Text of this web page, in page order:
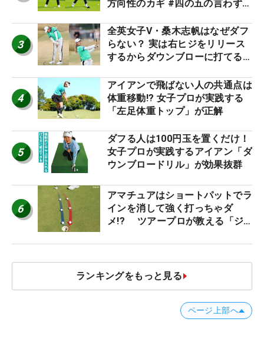
方向性のカギ #四の五の言わず振
3
全英女子V・桑木志帆はなぜダフ
らない？ 実は右ヒジをリリース
するからダウンブローに打てる #
4
アイアンで飛ばない人の共通点は
体重移動!? 女子プロが実践する
「左足体重トップ」が正解
5
ダフる人は100円玉を置くだけ！
女子プロが実践するアイアン「ダ
ウンブロードリル」が効果抜群
6
アマチュアはショートパットでラ
インを消して強く打っちゃダ
メ!? ツアープロが教える「ジ
減するワケ
ランキングをもっと見る
ページ上部へ